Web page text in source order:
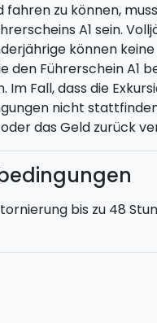
fahren zu können,
A1 sein.
können
den Führerschein A1
Im Fall, dass die
nicht
das Geld zurück
bis zu 48